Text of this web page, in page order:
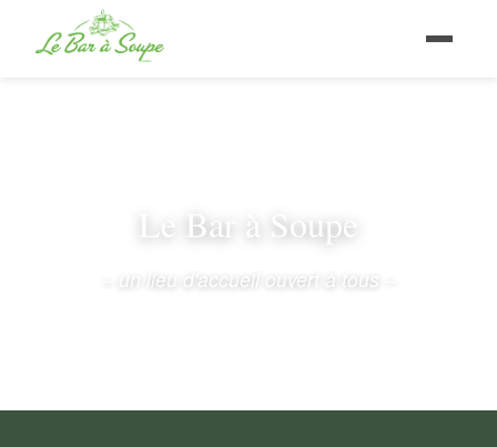
Le Bar à Soupe
– un lieu d'accueil ouvert à tous –